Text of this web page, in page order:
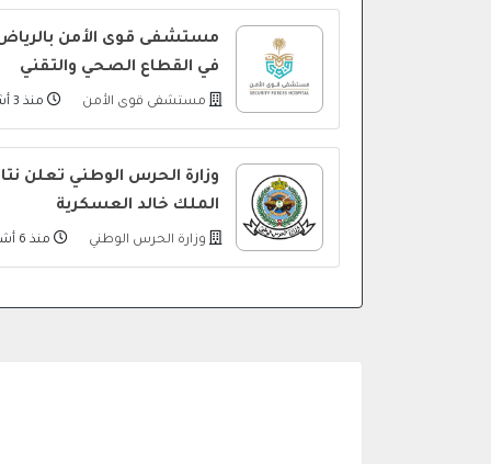
مستشفى قوى الأمن
في القطاع الصحي والتقني
مستشفى قوى الأمن منذ 3 أشهر
وزارة الحرس الوطني تعلن
الملك خالد العسكرية
وزارة الحرس الوطني منذ 6 أشهر